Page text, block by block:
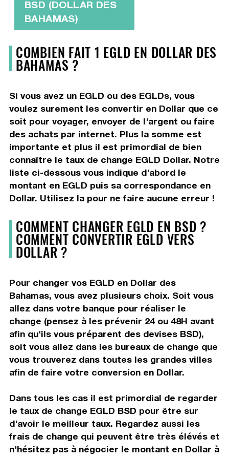
BSD (DOLLAR DES
BAHAMAS)
COMBIEN FAIT 1 EGLD EN DOLLAR DES
BAHAMAS ?
Si vous avez un EGLD ou des EGLDs, vous
voulez surement les convertir en Dollar que ce
soit pour voyager, envoyer de l'argent ou faire
des achats par internet. Plus la somme est
importante et plus il est primordial de bien
connaître le taux de change EGLD Dollar. Notre
liste ci-dessous vous indique d'abord le
montant en EGLD puis sa correspondance en
Dollar. Utilisez la pour ne faire aucune erreur !
COMMENT CHANGER EGLD EN BSD ?
COMMENT CONVERTIR EGLD VERS
DOLLAR ?
Pour changer vos EGLD en Dollar des
Bahamas, vous avez plusieurs choix. Soit vous
allez dans votre banque pour réaliser le
change (pensez à les prévenir 24 ou 48H avant
afin qu'ils vous préparent des devises BSD),
soit vous allez dans les bureaux de change que
vous trouverez dans toutes les grandes villes
afin de faire votre conversion en Dollar.
Dans tous les cas il est primordial de regarder
le taux de change EGLD BSD pour être sur
d'avoir le meilleur taux. Regardez aussi les
frais de change qui peuvent être très élévés et
n'hésitez pas à négocier le montant en Dollar à